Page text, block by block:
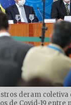
deram coletiva
de Covid-19 entre